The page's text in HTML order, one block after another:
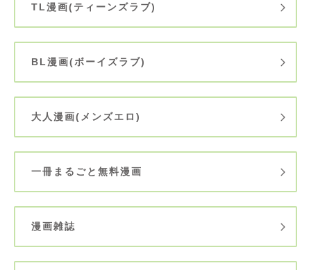
TL漫画(ティーンズラブ)
BL漫画(ボーイズラブ)
大人漫画(メンズエロ)
一冊まるごと無料漫画
漫画雑誌